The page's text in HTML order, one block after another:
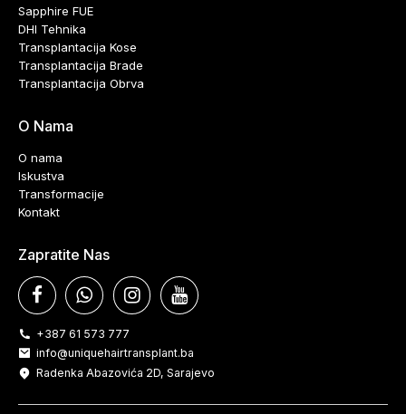
Sapphire FUE
DHI Tehnika
Transplantacija Kose
Transplantacija Brade
Transplantacija Obrva
O Nama
O nama
Iskustva
Transformacije
Kontakt
Zapratite Nas
+387 61 573 777
info@uniquehairtransplant.ba
Radenka Abazovića 2D, Sarajevo